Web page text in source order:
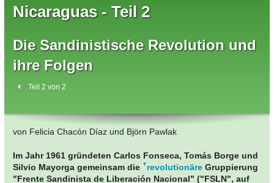
Nicaraguas - Teil 2
Die Sandinistische Revolution und
ihre Folgen
Teil 2 von 2
von Felicia Chacón Díaz und Björn Pawlak
Im Jahr 1961 gründeten Carlos Fonseca, Tomás Borge und
Silvio Mayorga gemeinsam die
revolutionäre Gruppierung
"Frente Sandinista de Liberación Nacional" ("FSLN", auf